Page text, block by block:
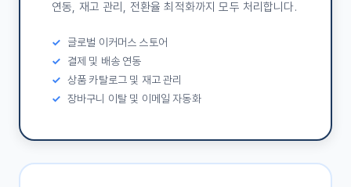
연동, 재고 관리, 전환율 최적화까지 모두 처리합니다.
글로벌 이커머스 스토어
결제 및 배송 연동
상품 카탈로그 및 재고 관리
장바구니 이탈 및 이메일 자동화